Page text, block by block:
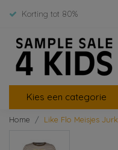
Korting tot 80%
Kies een categorie
Home Like Flo Meisjes Jurk